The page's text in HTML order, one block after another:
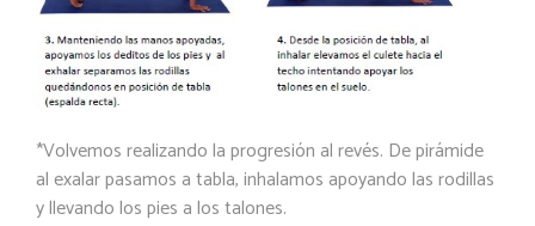
*Volvemos realizando la progresión al revés. De pirámide
al exalar pasamos a tabla, inhalamos apoyando las rodillas
y llevando los pies a los talones.